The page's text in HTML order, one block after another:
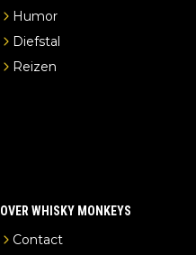
Humor
Diefstal
Reizen
OVER WHISKY MONKEYS
Contact